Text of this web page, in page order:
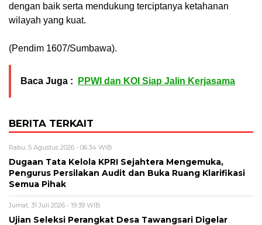
dengan baik serta mendukung terciptanya ketahanan
wilayah yang kuat.
‎(Pendim 1607/Sumbawa).
Baca Juga : PPWI dan KOI Siap Jalin Kerjasama
BERITA TERKAIT
Rabu, 5 Agustus 2026 - 06:34 WIB
Dugaan Tata Kelola KPRI Sejahtera Mengemuka,
Pengurus Persilakan Audit dan Buka Ruang Klarifikasi
Semua Pihak
Jumat, 31 Juli 2026 - 19:39 WIB
Ujian Seleksi Perangkat Desa Tawangsari Digelar